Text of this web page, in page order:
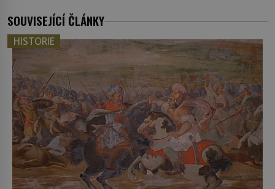
SOUVISEJÍCÍ ČLÁNKY
HISTORIE